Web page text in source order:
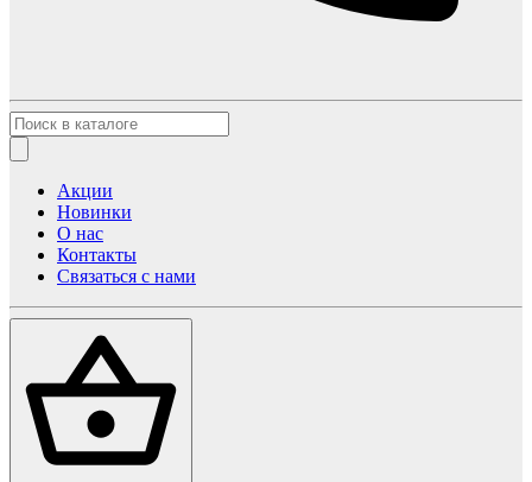
Акции
Новинки
О нас
Контакты
Связаться с нами